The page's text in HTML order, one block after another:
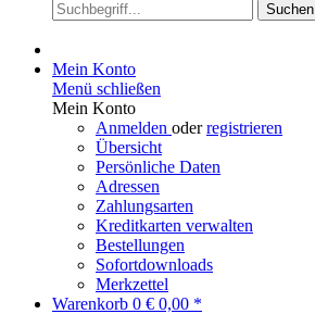
Suchen
Mein Konto
Menü schließen
Mein Konto
Anmelden oderregistrieren
Übersicht
Persönliche Daten
Adressen
Zahlungsarten
Kreditkarten verwalten
Bestellungen
Sofortdownloads
Merkzettel
Warenkorb 0 € 0,00 *